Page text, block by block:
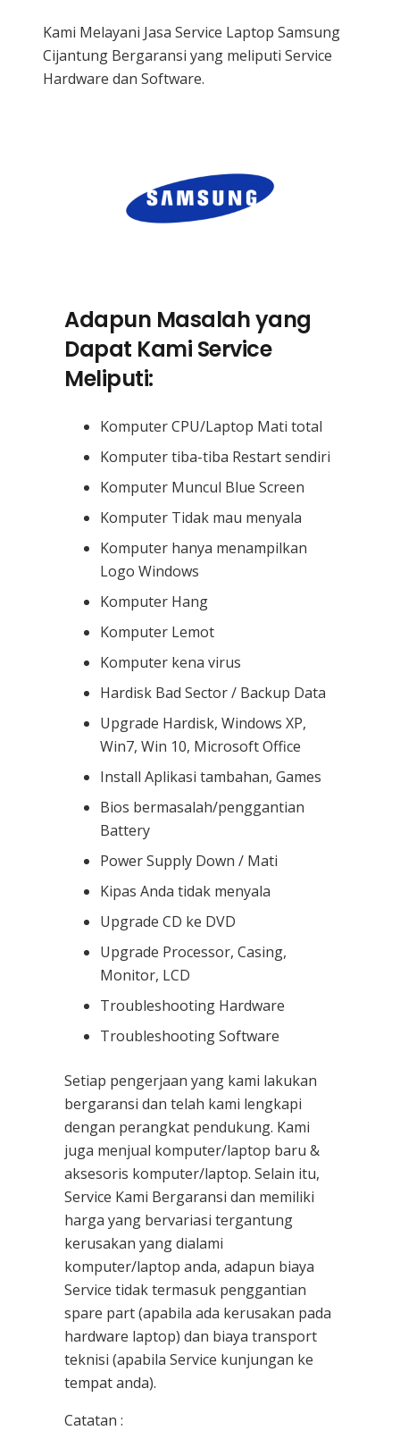
Kami Melayani Jasa Service Laptop Samsung
Cijantung Bergaransi yang meliputi Service
Hardware dan Software.
Adapun Masalah yang
Dapat Kami Service
Meliputi:
Komputer CPU/Laptop Mati total
Komputer tiba-tiba Restart sendiri
Komputer Muncul Blue Screen
Komputer Tidak mau menyala
Komputer hanya menampilkan
Logo Windows
Komputer Hang
Komputer Lemot
Komputer kena virus
Hardisk Bad Sector / Backup Data
Upgrade Hardisk, Windows XP,
Win7, Win 10, Microsoft Office
Install Aplikasi tambahan, Games
Bios bermasalah/penggantian
Battery
Power Supply Down / Mati
Kipas Anda tidak menyala
Upgrade CD ke DVD
Upgrade Processor, Casing,
Monitor, LCD
Troubleshooting Hardware
Troubleshooting Software
Setiap pengerjaan yang kami lakukan
bergaransi dan telah kami lengkapi
dengan perangkat pendukung. Kami
juga menjual komputer/laptop baru &
aksesoris komputer/laptop. Selain itu,
Service Kami Bergaransi dan memiliki
harga yang bervariasi tergantung
kerusakan yang dialami
komputer/laptop anda, adapun biaya
Service tidak termasuk penggantian
spare part (apabila ada kerusakan pada
hardware laptop) dan biaya transport
teknisi (apabila Service kunjungan ke
tempat anda).
Catatan :